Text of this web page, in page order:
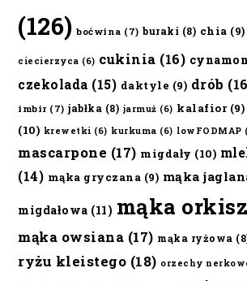
(126) boćwina (7) buraki (8) chia (9)
ciecierzyca (6) cukinia (16) cynamon
czekolada (15) daktyle (9) drób
imbir (7) jabłka (8) jarmuż (6) kalafior(9)
(10) krewetki (6) kurkuma (6) lowFODMAP
mascarpone (17) migdały (10)
(14) mąka gryczana (9) mąka
migdałowa (11) mąka
mąka owsiana (17) mąka ryżowa
ryżu kleistego (18) orzechy